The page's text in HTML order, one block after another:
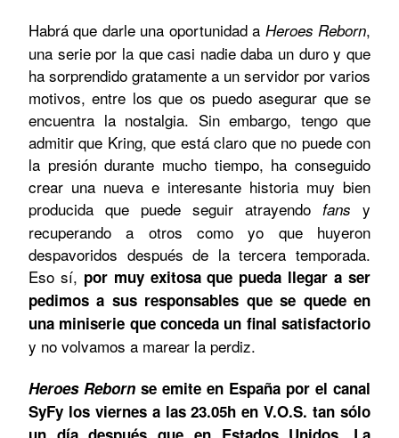
Habrá que darle una oportunidad a Heroes Reborn,
una serie por la que casi nadie daba un duro y que
ha sorprendido gratamente a un servidor por varios
motivos, entre los que os puedo asegurar que se
encuentra la nostalgia. Sin embargo, tengo que
admitir que Kring, que está claro que no puede con
la presión durante mucho tiempo, ha conseguido
crear una nueva e interesante historia muy bien
producida que puede seguir atrayendo fans y
recuperando a otros como yo que huyeron
despavoridos después de la tercera temporada.
Eso sí, por muy exitosa que pueda llegar a ser
pedimos a sus responsables que se quede en
una miniserie que conceda un final satisfactorio
y no volvamos a marear la perdiz.
Heroes Reborn se emite en España por el canal
SyFy los viernes a las 23.05h en V.O.S. tan sólo